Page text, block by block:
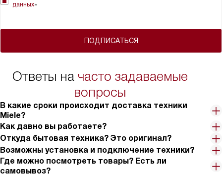
ПОДПИСАТЬСЯ
данных»
Ответы на часто задаваемые
вопросы
В какие сроки происходит доставка техники
Miele?
Как давно вы работаете?
Откуда бытовая техника? Это оригинал?
Возможны установка и подключение техники?
Где можно посмотреть товары? Есть ли
самовывоз?